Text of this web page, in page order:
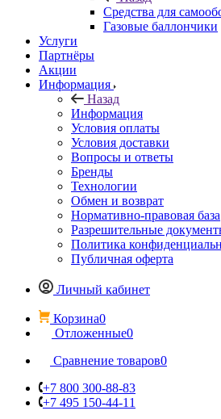
Средства для
Газовые баллончики
Услуги
Партнёры
Акции
Информация
Назад
Информация
Условия оплаты
Условия доставки
Вопросы и ответы
Бренды
Технологии
Обмен и возврат
Нормативно-правовая база
Разрешительные
Политика
Публичная оферта
Личный кабинет
Корзина0
Отложенные0
Сравнение товаров0
+7 800 300-88-83
+7 495 150-44-11